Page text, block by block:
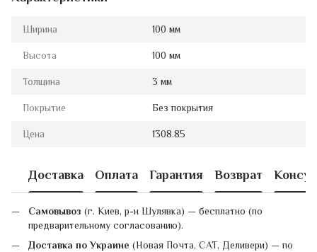
Ширина 100 мм
Высота 100 мм
Толщина 3 мм
Покрытие Без покрытия
Цена 1308.85
Доставка Оплата Гарантия Возврат
Самовывоз (г. Киев, р-н Шулявка) — бесплатно (по
предварительному согласованию).
Доставка по Украине (Новая Почта, САТ, Деливери) — по